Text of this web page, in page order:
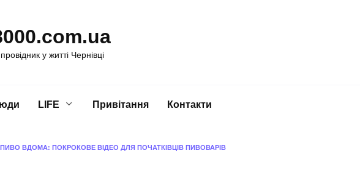
у житті Чернівці
LIFE Привітання Контакти
ВДОМА: ПОКРОКОВЕ ВІДЕО ДЛЯ ПОЧАТКІВЦІВ ПИВОВАРІВ